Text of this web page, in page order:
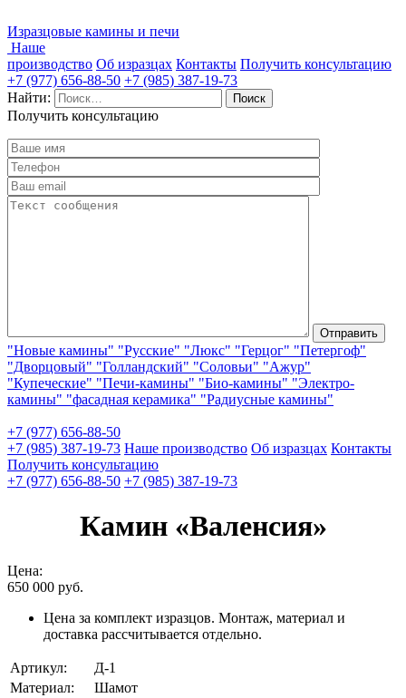
Изразцовые камины и печи
Наше
производство Об изразцах Контакты Получить консультацию
+7 (977) 656-88-50 +7 (985) 387-19-73
Найти:
Получить консультацию
"Новые камины" "Русские" "Люкс" "Герцог" "Петергоф"
"Дворцовый" "Голландский" "Соловьи" "Ажур"
"Купеческие" "Печи-камины" "Био-камины" "Электро-
камины" "фасадная керамика" "Радиусные камины"
+7 (977) 656-88-50
+7 (985) 387-19-73 Наше производство Об изразцах Контакты
Получить консультацию
+7 (977) 656-88-50 +7 (985) 387-19-73
Камин «Валенсия»
Цена:
650 000 руб.
Цена за комплект изразцов. Монтаж, материал и
доставка рассчитывается отдельно.
Артикул:
Д-1
Материал:
Шамот